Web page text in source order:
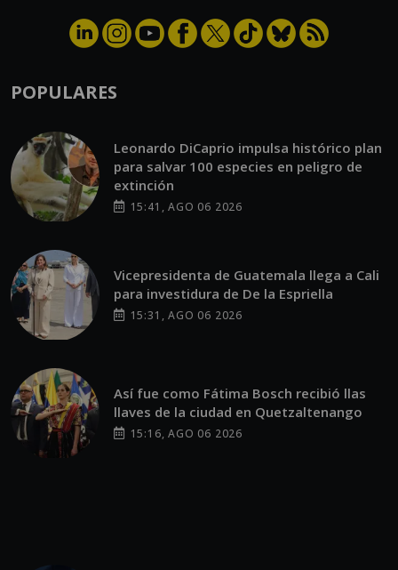
POPULARES
Leonardo DiCaprio impulsa histórico plan
para salvar 100 especies en peligro de
extinción
15:41, AGO 06 2026
Vicepresidenta de Guatemala llega a Cali
para investidura de De la Espriella
15:31, AGO 06 2026
Así fue como Fátima Bosch recibió llas
llaves de la ciudad en Quetzaltenango
15:16, AGO 06 2026